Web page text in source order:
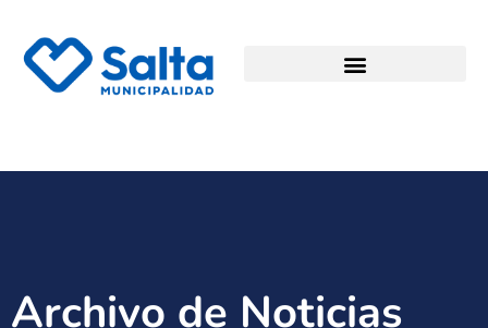
Archivo de Noticias